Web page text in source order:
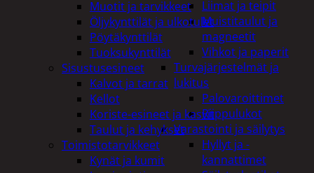
Liimat ja teipit
Muistitaulut ja
magneetit
Vihkot ja paperit
Turvajärjestelmät ja
lukitus
Palovaroittimet
Riippulukot
Varastointi ja säilytys
Hyllyt ja -
kannattimet
Muotit ja tarvikkeet
Öljykynttilät ja ulkotulet
Pöytäkynttilät
Tuoksukynttilät
Sisustusesineet
Kalvot ja tarrat
Kellot
Koriste-esineet ja kasvit
Taulut ja kehykset
Toimistotarvikkeet
Kynät ja kumit